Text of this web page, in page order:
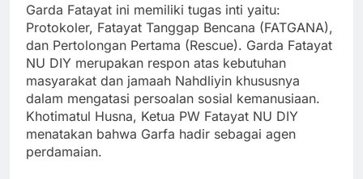
Garda Fatayat ini memiliki tugas inti yaitu:
Protokoler, Fatayat Tanggap Bencana (FATGANA),
dan Pertolongan Pertama (Rescue). Garda Fatayat
NU DIY merupakan respon atas kebutuhan
masyarakat dan jamaah Nahdliyin khususnya
dalam mengatasi persoalan sosial kemanusiaan.
Khotimatul Husna, Ketua PW Fatayat NU DIY
menatakan bahwa Garfa hadir sebagai agen
perdamaian.